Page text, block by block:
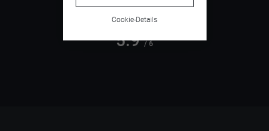
5.9/ 6
Cookie-Details